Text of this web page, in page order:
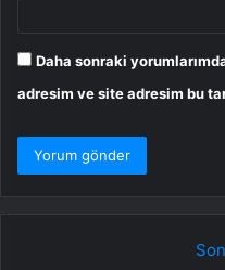
Daha sonraki
adresim ve site adresim bu